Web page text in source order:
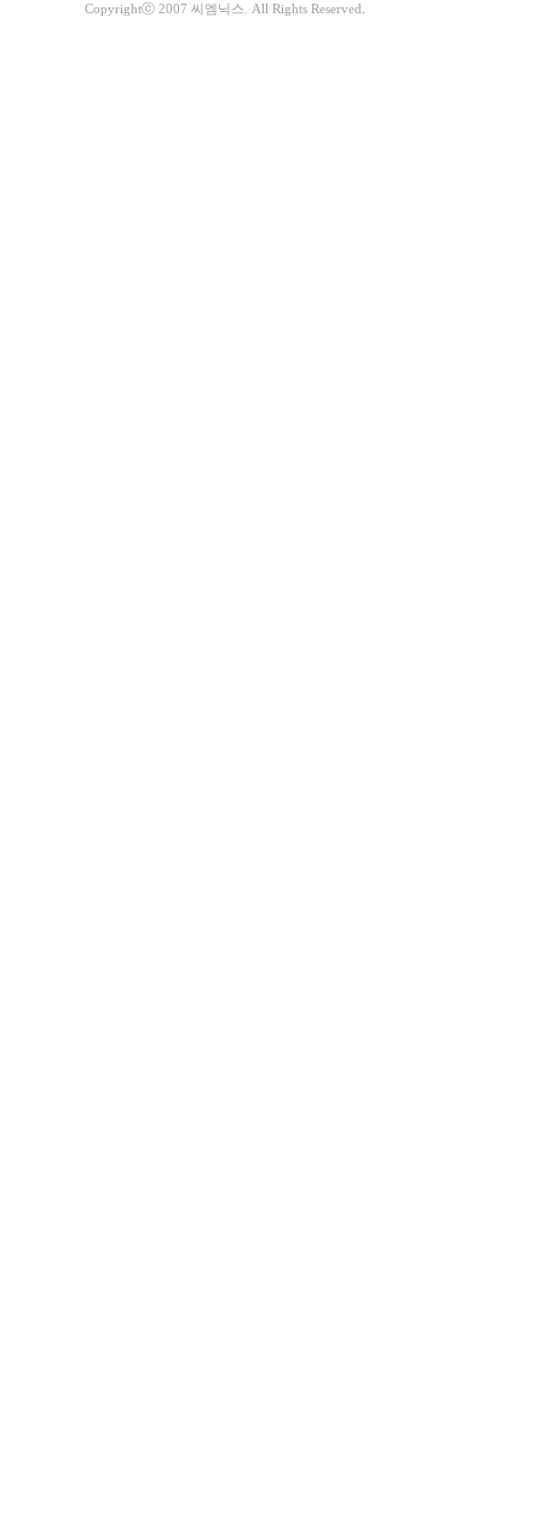
Copyrightⓒ 2007 씨엠닉스. All Rights Reserved